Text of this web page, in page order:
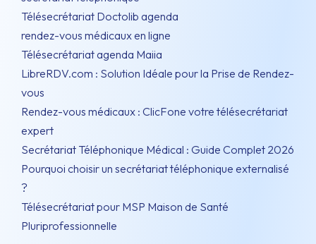
Télésecrétariat Doctolib agenda
rendez-vous médicaux en ligne
Télésecrétariat agenda Maiia
LibreRDV.com : Solution Idéale pour la Prise de Rendez-
vous
Rendez-vous médicaux : ClicFone votre télésecrétariat
expert
Secrétariat Téléphonique Médical : Guide Complet 2026
Pourquoi choisir un secrétariat téléphonique externalisé
?
Télésecrétariat pour MSP Maison de Santé
Pluriprofessionnelle